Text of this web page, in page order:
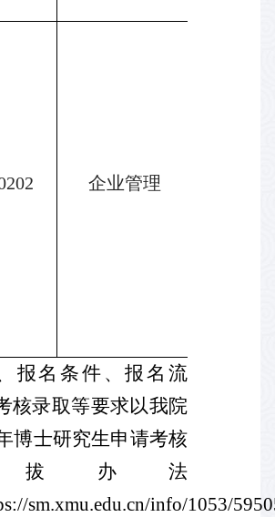
企业管理
报名条件、报名流
核录取等要求以我院
博士研究生申请考核
拔办法
sm.xmu.edu.cn/info/1053/